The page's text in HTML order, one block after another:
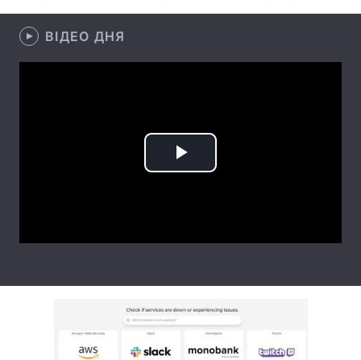
Здоров'я
Послуги
ВІДЕО ДНЯ
Play